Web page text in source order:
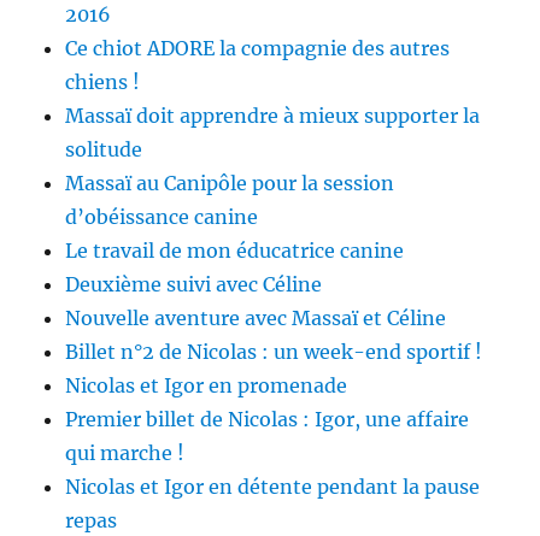
2016
Ce chiot ADORE la compagnie des autres
chiens !
Massaï doit apprendre à mieux supporter la
solitude
Massaï au Canipôle pour la session
d’obéissance canine
Le travail de mon éducatrice canine
Deuxième suivi avec Céline
Nouvelle aventure avec Massaï et Céline
Billet n°2 de Nicolas : un week-end sportif !
Nicolas et Igor en promenade
Premier billet de Nicolas : Igor, une affaire
qui marche !
Nicolas et Igor en détente pendant la pause
repas